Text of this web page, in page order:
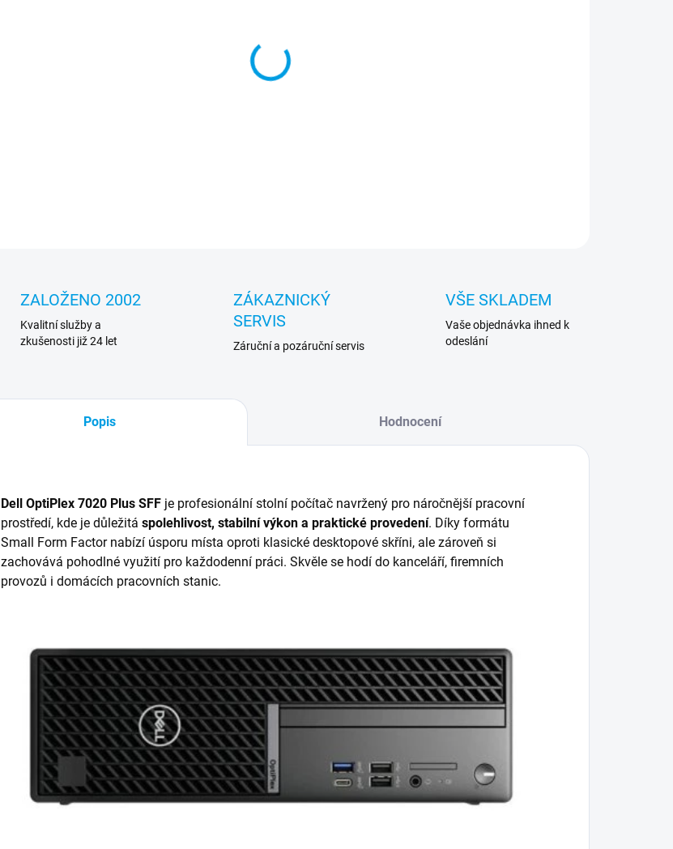
ZALOŽENO 2002
Kvalitní služby a
zkušenosti již 24 let
ZÁKAZNICKÝ
SERVIS
Záruční a pozáruční servis
VŠE SKLADEM
Vaše objednávka ihned k
odeslání
Popis Hodnocení
Dell OptiPlex 7020 Plus SFF je profesionální stolní počítač navržený pro náročnější pracovní
prostředí, kde je důležitá spolehlivost, stabilní výkon a praktické provedení. Díky formátu
Small Form Factor nabízí úsporu místa oproti klasické desktopové skříni, ale zároveň si
zachovává pohodlné využití pro každodenní práci. Skvěle se hodí do kanceláří, firemních
provozů i domácích pracovních stanic.